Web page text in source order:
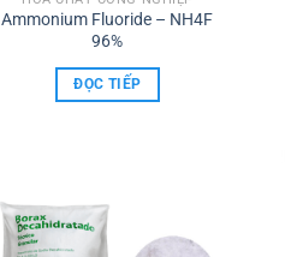
Ammonium Fluoride – NH4F
96%
ĐỌC TIẾP